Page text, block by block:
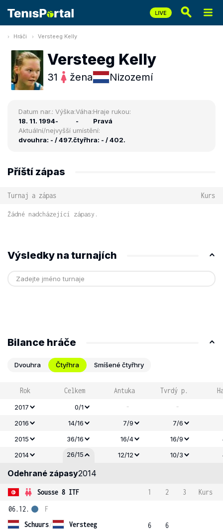
Hráči Versteeg Kelly
Versteeg Kelly
31 žena Nizozemí
Datum nar.:
18. 11. 1994
Výška:
-
Váha:
-
Hraje rukou:
Pravá
Aktuální/nejvyšší umístění:
dvouhra: - / 497.čtyřhra: - / 402.
Příští zápas
Turnaj a zápas Kurs
Žádné nadcházející zápasy.
Výsledky na turnajích
Bilance hráče
Dvouhra Čtyřhra Smíšené čtyřhry
Rok Celkem Antuka Tvrdý p.
2017 0/1 - -
2016 14/16 7/9
7/6
2015
36/16 16/4 16/9
2014
26/15 12/12 10/3
Odehrané zápasy2014
Sousse 8 ITF 1 2 3
Kurs
06.12.
Schuurs/
Versteeg
F
6
6